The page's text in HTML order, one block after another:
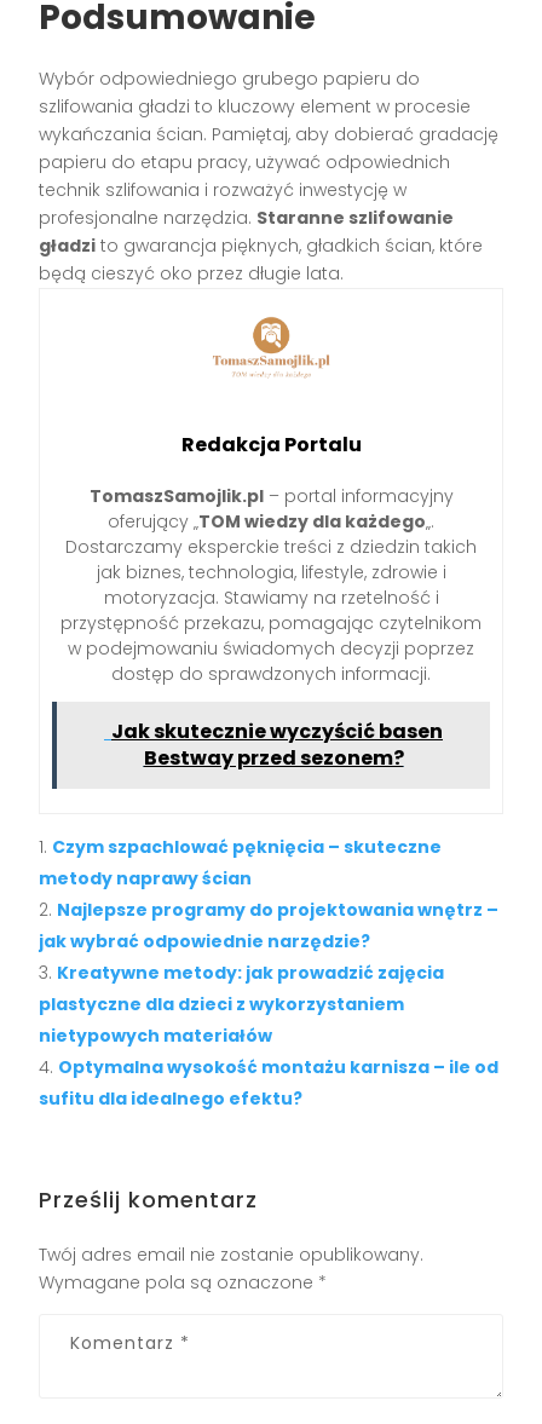
Podsumowanie
Wybór odpowiedniego grubego papieru do
szlifowania gładzi to kluczowy element w procesie
wykańczania ścian. Pamiętaj, aby dobierać gradację
papieru do etapu pracy, używać odpowiednich
technik szlifowania i rozważyć inwestycję w
profesjonalne narzędzia. Staranne szlifowanie
gładzi to gwarancja pięknych, gładkich ścian, które
będą cieszyć oko przez długie lata.
Redakcja Portalu
TomaszSamojlik.pl– portal informacyjny
oferujący „TOM wiedzy dla każdego„.
Dostarczamy eksperckie treści z dziedzin takich
jak biznes, technologia, lifestyle, zdrowie i
motoryzacja. Stawiamy na rzetelność i
przystępność przekazu, pomagając czytelnikom
w podejmowaniu świadomych decyzji poprzez
dostęp do sprawdzonych informacji.
Jak skutecznie wyczyścić basen
Bestway przed sezonem?
Czym szpachlować pęknięcia – skuteczne
metody naprawy ścian
Najlepsze programy do projektowania wnętrz –
jak wybrać odpowiednie narzędzie?
Kreatywne metody: jak prowadzić zajęcia
plastyczne dla dzieci z wykorzystaniem
nietypowych materiałów
Optymalna wysokość montażu karnisza – ile od
sufitu dla idealnego efektu?
Prześlij komentarz
Twój adres email nie zostanie opublikowany.
Wymagane pola są oznaczone *